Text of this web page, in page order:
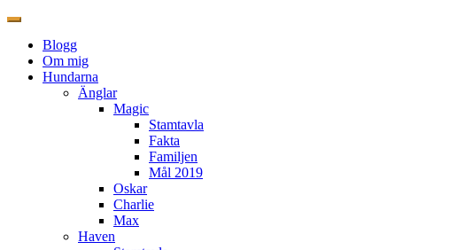
Blogg
Om mig
Hundarna
Änglar
Magic
Stamtavla
Fakta
Familjen
Mål 2019
Oskar
Charlie
Max
Haven